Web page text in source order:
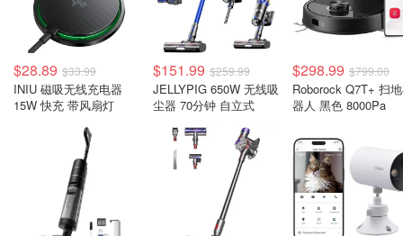
$28.89 $33.99
INIU 磁吸无线充电器
15W 快充 带风扇灯
$151.99 $259.99
JELLYPIG 650W 无线吸
尘器 70分钟 自立式
$298.99 $799.00
Roborock Q7T+ 扫
器人 黑色 8000Pa